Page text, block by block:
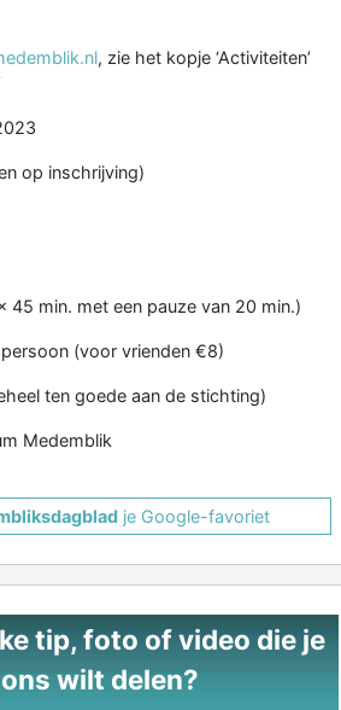
, zie het kopje ‘Activiteiten’
op inschrijving)
45 min. met een pauze van 20 min.)
(voor vrienden €8)
ten goede aan de stichting)
Medemblik
je Google-favoriet
tip, foto of video die je
wilt delen?